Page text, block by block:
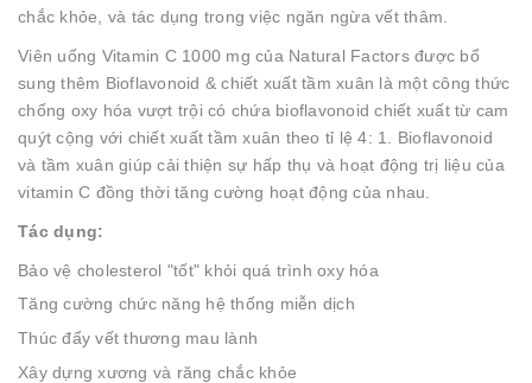
chắc khỏe, và tác dụng trong việc ngăn ngừa vết thâm.
Viên uống Vitamin C 1000 mg của Natural Factors được bổ
sung thêm Bioflavonoid & chiết xuất tầm xuân là một công thức
chống oxy hóa vượt trội có chứa bioflavonoid chiết xuất từ cam
quýt cộng với chiết xuất tầm xuân theo tỉ lệ 4: 1. Bioflavonoid
và tầm xuân giúp cải thiện sự hấp thụ và hoạt động trị liệu của
vitamin C đồng thời tăng cường hoạt động của nhau.
Tác dụng:
Bảo vệ cholesterol "tốt" khỏi quá trình oxy hóa
Tăng cường chức năng hệ thống miễn dịch
Thúc đẩy vết thương mau lành
Xây dựng xương và răng chắc khỏe